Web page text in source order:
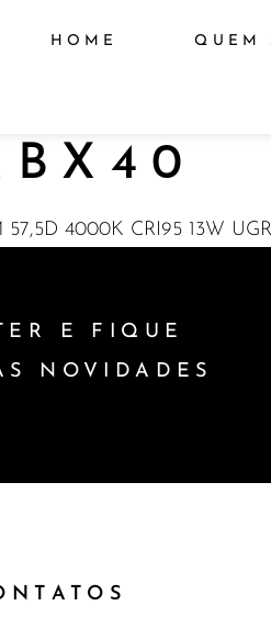
HOME QUEM
4000K CRI95 13W
E FIQUE
NOVIDADES